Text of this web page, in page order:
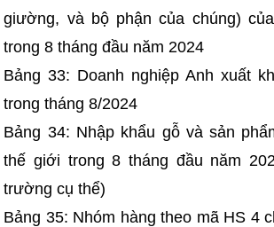
giường, và bộ phận của chúng)
trong 8 tháng đầu năm 2024
Bảng 33: Doanh nghiệp Anh xuất
trong tháng 8/2024
Bảng 34: Nhập khẩu gỗ và sản
thế giới trong 8 tháng đầu năm
trường cụ thể)
Bảng 35: Nhóm hàng theo mã HS 4